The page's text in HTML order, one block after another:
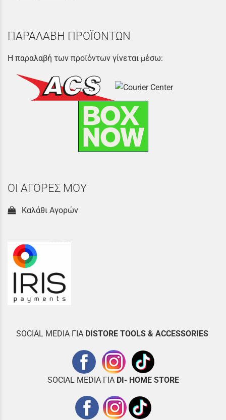
ΠΑΡΑΛΑΒΗ ΠΡΟΪΟΝΤΩΝ
Η παραλαβή των προϊόντων γίνεται μέσω:
ΟΙ ΑΓΟΡΕΣ ΜΟΥ
Καλάθι Αγορών
SOCIAL MEDIA ΓΙΑ DISTORE TOOLS & ACCESSORIES
SOCIAL MEDIA ΓΙΑ DI- HOME STORE